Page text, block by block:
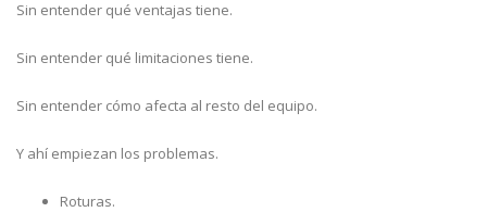
Sin entender qué ventajas tiene.
Sin entender qué limitaciones tiene.
Sin entender cómo afecta al resto del equipo.
Y ahí empiezan los problemas.
Roturas.